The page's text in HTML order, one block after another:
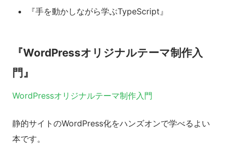
『手を動かしながら学ぶTypeScript』
『WordPressオリジナルテーマ制作入
門』
WordPressオリジナルテーマ制作入門
静的サイトのWordPress化をハンズオンで学べるよい
本です。